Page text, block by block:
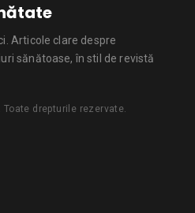
Articole clare despre
sănătoase, în stil de revistă
. Toate drepturile rezervate.